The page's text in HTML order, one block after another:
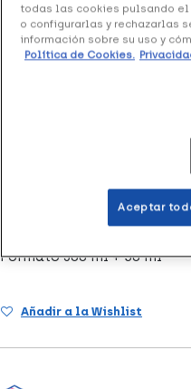
37.58 €
Pack Eucerin Protector
SPF50+ + Fluido Formato
brindar la protección
Formato 300 ml + 50 ml
Añadir a la Wishlist
todas las cookies pulsando el
o configurarlas y rechazarlas
información sobre su uso y
Política de Cookies.
Aceptar